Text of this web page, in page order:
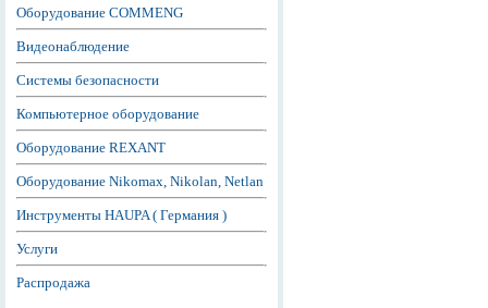
Оборудование COMMENG
Видеонаблюдение
Системы безопасности
Компьютерное оборудование
Оборудование REXANT
Оборудование Nikomax, Nikolan, Netlan
Инструменты HAUPA ( Германия )
Услуги
Распродажа